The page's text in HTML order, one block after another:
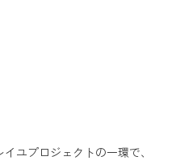
ユプロジェクトの一環で、